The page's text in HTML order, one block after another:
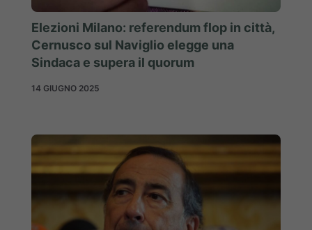
Elezioni Milano: referendum flop in città,
Cernusco sul Naviglio elegge una
Sindaca e supera il quorum
14 GIUGNO 2025